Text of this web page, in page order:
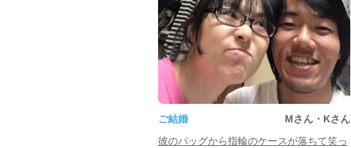
ご結婚
Mさん・Kさん
彼のバッグから指輪のケースが落ちて笑っ